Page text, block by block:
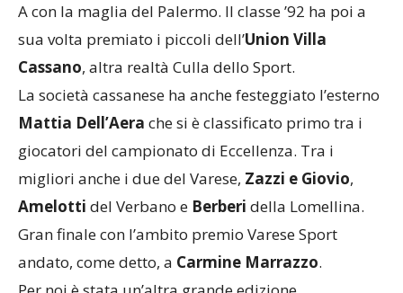
A con la maglia del Palermo. Il classe ’92 ha poi a
sua volta premiato i piccoli dell’Union Villa
Cassano, altra realtà Culla dello Sport.
La società cassanese ha anche festeggiato l’esterno
Mattia Dell’Aera che si è classificato primo tra i
giocatori del campionato di Eccellenza. Tra i
migliori anche i due del Varese, Zazzi e Giovio,
Amelotti del Verbano e Berberi della Lomellina.
Gran finale con l’ambito premio Varese Sport
andato, come detto, a Carmine Marrazzo.